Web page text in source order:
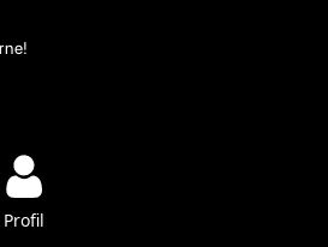
Profil